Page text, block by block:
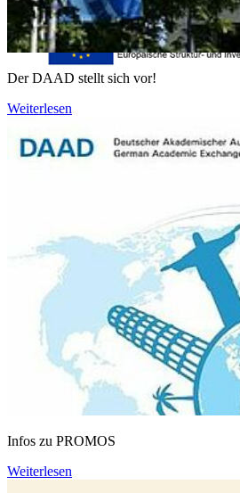
Der DAAD stellt sich vor!
Weiterlesen
Infos zu PROMOS
Weiterlesen